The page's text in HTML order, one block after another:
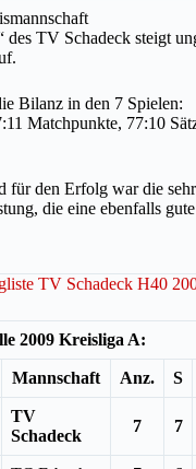
des TV Schadeck steigt
Bilanz in den 7 Spielen:
Matchpunkte, 77:10
für den Erfolg war die
die eine ebenfalls
TV Schadeck H40
2009 Kreisliga A:
Mannschaft Anz. S
TV
Schadeck
7 7